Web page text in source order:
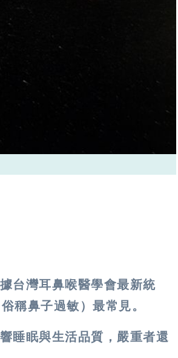
台灣耳鼻喉醫學會最新統
稱鼻子過敏）最常見。
睡眠與生活品質，嚴重者還